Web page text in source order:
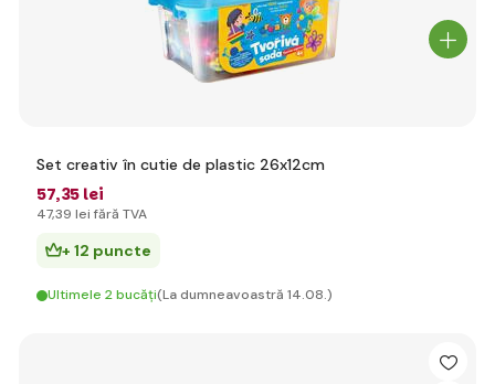
Set creativ în cutie de plastic 26x12cm
57,35 lei
47,39 lei fără TVA
+ 12 puncte
Ultimele 2 bucăți(La dumneavoastră 14.08.)